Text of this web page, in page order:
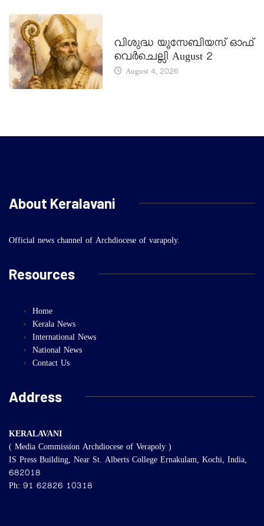
വിശുദ്ധ യൂസേബിയസ് ഓഫ്
വെർചെല്ലി August 2
August 4, 2026
About Keralavani
Official news channel of Archdiocese of varapoly.
Resources
Home
Kerala News
International News
National News
Contact Us
Address
KERALAVANI
( Media Commission Archdiocese of Verapoly )
IS Press Building, Near St. Alberts College Ernakulam, Kochi, India,
682018
Ph: 91 62826 10318